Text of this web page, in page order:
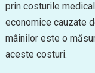
prin costurile
economice cauzate
mâinilor este o
aceste costuri.